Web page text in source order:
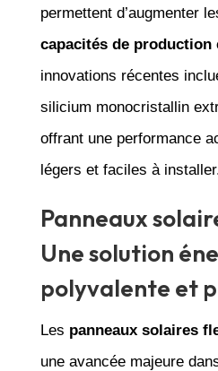
permettent d’augmenter
capacités de production
innovations récentes
silicium monocristallin
offrant une performance
légers et faciles à
Panneaux
Une solution
polyvalente et
Les panneaux solaires
une avancée majeure